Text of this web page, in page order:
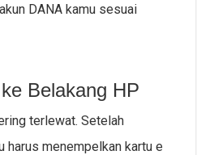
DANA kamu sesuai
Belakang HP
terlewat. Setelah
harus menempelkan kartu e